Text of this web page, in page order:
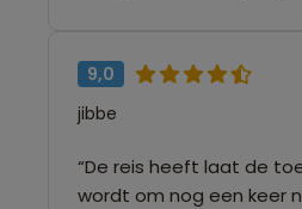
9,0
jibbe
“De reis heeft laat de
wordt om nog een keer